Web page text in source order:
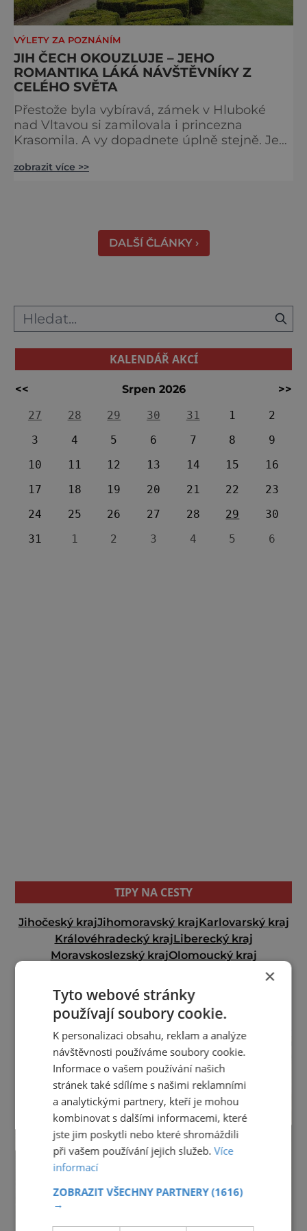
VÝLETY ZA POZNÁNÍM
JIH ČECH OKOUZLUJE – JEHO
ROMANTIKA LÁKÁ NÁVŠTĚVNÍKY Z
CELÉHO SVĚTA
Přestože byla vybíravá, zámek v Hluboké
nad Vltavou si zamilovala i princezna
Krasomila. A vy dopadnete úplně stejně. Je
jako nazdobený bílý dort na svatební tabuli.
zobrazit více >>
DALŠÍ ČLÁNKY ›
KALENDÁŘ AKCÍ
<< Srpen 2026
>>
27
28 29 30 31 1
2
3
4 5 6 7 8
9
10
11 12 13 14 15
16
17
18 19 20 21 22
23
24
25 26 27 28 29
30
31
1 2 3 4 5 6
TIPY NA CESTY
Jihočeský krajJihomoravský krajKarlovarský kraj
Královéhradecký krajLiberecký kraj
Moravskoslezský krajOlomoucký kraj
Středočeský kraj
Ústecký kraj
Zlínský kraj
reklama
×
Tyto webové stránky
používají soubory cookie.
K personalizaci obsahu, reklam a analýze
návštěvnosti používáme soubory cookie.
Informace o vašem používání našich
stránek také sdílíme s našimi reklamními
a analytickými partnery, kteří je mohou
kombinovat s dalšími informacemi, které
jste jim poskytli nebo které shromáždili
při vašem používání jejich služeb.Více
informací
ZOBRAZIT VŠECHNY PARTNERY(1616)
→